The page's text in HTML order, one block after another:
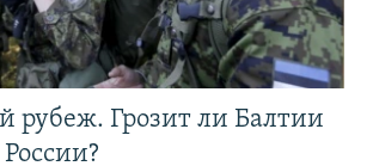
рубеж. Грозит ли Балтии